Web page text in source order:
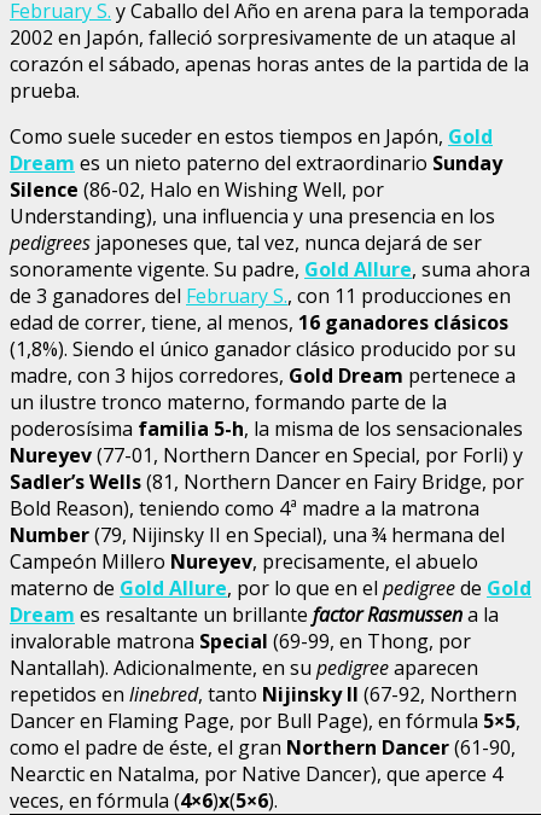
February S. y Caballo del Año en arena para la temporada
2002 en Japón, falleció sorpresivamente de un ataque al
corazón el sábado, apenas horas antes de la partida de la
prueba.
Como suele suceder en estos tiempos en Japón, Gold
Dream es un nieto paterno del extraordinario Sunday
Silence (86-02, Halo en Wishing Well, por
Understanding), una influencia y una presencia en los
pedigrees japoneses que, tal vez, nunca dejará de ser
sonoramente vigente. Su padre, Gold Allure, suma ahora
de 3 ganadores del February S., con 11 producciones en
edad de correr, tiene, al menos, 16 ganadores clásicos
(1,8%). Siendo el único ganador clásico producido por su
madre, con 3 hijos corredores, Gold Dream pertenece a
un ilustre tronco materno, formando parte de la
poderosísima familia 5-h, la misma de los sensacionales
Nureyev(77-01, Northern Dancer en Special, por Forli) y
Sadler’s Wells(81, Northern Dancer en Fairy Bridge, por
Bold Reason), teniendo como 4ª madre a la matrona
Number(79, Nijinsky II en Special), una ¾ hermana del
Campeón Millero Nureyev, precisamente, el abuelo
materno de Gold Allure, por lo que en el pedigreede Gold
Dream es resaltante un brillante factor Rasmussena la
invalorable matrona Special (69-99, en Thong, por
Nantallah). Adicionalmente, en su pedigreeaparecen
repetidos en linebred, tanto Nijinsky II (67-92, Northern
Dancer en Flaming Page, por Bull Page), en fórmula 5×5,
como el padre de éste, el gran Northern Dancer(61-90,
Nearctic en Natalma, por Native Dancer), que aperce 4
veces, en fórmula (4×6)x(5×6).